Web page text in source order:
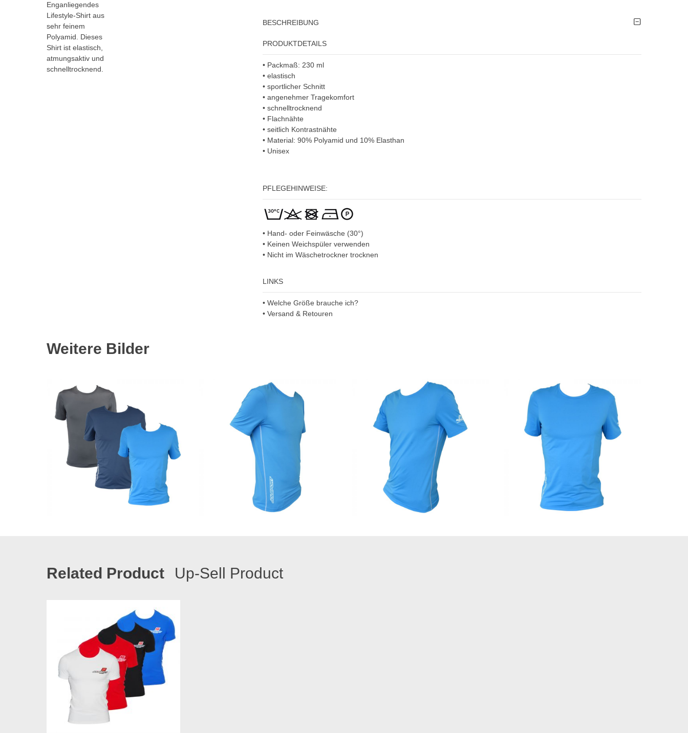
BESCHREIBUNG
PRODUKTDETAILS
• Packmaß: 230 ml
• elastisch
• sportlicher Schnitt
• angenehmer Tragekomfort
• schnelltrocknend
• Flachnähte
• seitlich Kontrastnähte
• Material: 90% Polyamid und 10% Elasthan
• Unisex
PFLEGEHINWEISE:
• Hand- oder Feinwäsche (30°)
• Keinen Weichspüler verwenden
• Nicht im Wäschetrockner trocknen
LINKS
• Welche Größe brauche ich?
• Versand & Retouren
Enganliegendes
Lifestyle-Shirt aus
sehr feinem
Polyamid. Dieses
Shirt ist elastisch,
atmungsaktiv und
schnelltrocknend.
Weitere Bilder
Related Product Up-Sell Product